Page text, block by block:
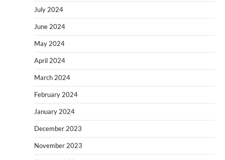
July 2024
June 2024
May 2024
April 2024
March 2024
February 2024
January 2024
December 2023
November 2023